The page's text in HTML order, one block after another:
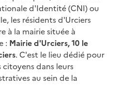
d'Identité (CNI) ou
les résidents d'Urciers
à la mairie située à
: Mairie d'Urciers, 10 le
. C'est le lieu dédié pour
dans leurs
au sein de la